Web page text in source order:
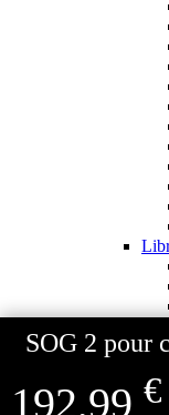
SOG 2 pour
192,99 €